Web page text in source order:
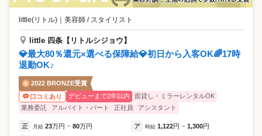
little(リトル) ｜ 美容師 / スタイリスト
little 四条【リトルシジョウ】
💎最大80％還元×選べる保障給💎初日から入客OK🌈17時
退勤OK♪
2022 BRONZE受賞
口コミあり
デビューまで2年以内
面貸し・ミラーレンタルOK
業務委託
アルバイト・パート 正社員 アシスタント
正 月給 23万円 ~ 80万円 ア 時給 1,122円 ~ 1,300円